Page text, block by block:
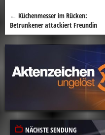
Beitragsnavigation
← Küchenmesser im Rücken:
Betrunkener attackiert Freundin
NÄCHSTE SENDUNG